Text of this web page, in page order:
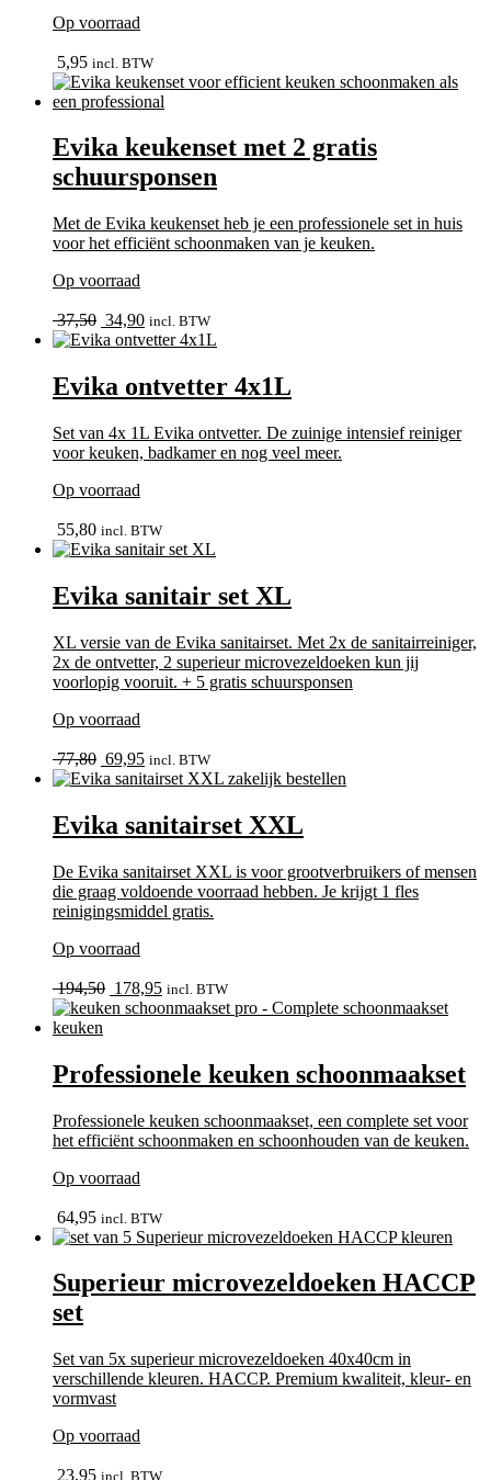
Op voorraad
5,95 incl. BTW
Evika keukenset met 2 gratis
schuursponsen
Met de Evika keukenset heb je een professionele set in huis
voor het efficiënt schoonmaken van je keuken.
Op voorraad
37,50 Oorspronkelijke
prijs
34,90Huidige
prijs
34,90.
incl. BTW
Evika ontvetter 4x1L
Set van 4x 1L Evika ontvetter. De zuinige intensief reiniger
voor keuken, badkamer en nog veel meer.
Op voorraad
55,80 incl. BTW
Evika sanitair set XL
XL versie van de Evika sanitairset. Met 2x de sanitairreiniger,
2x de ontvetter, 2 superieur microvezeldoeken kun jij
voorlopig vooruit. + 5 gratis schuursponsen
Op voorraad
77,80 Oorspronkelijke
prijs
69,95Huidige
prijs
69,95.
incl. BTW
Evika sanitairset XXL
De Evika sanitairset XXL is voor grootverbruikers of mensen
die graag voldoende voorraad hebben. Je krijgt 1 fles
reinigingsmiddel gratis.
Op voorraad
194,50 Oorspronkelijke
prijs
178,95Huidige
prijs
incl. BTW
Professionele keuken schoonmaakset
Professionele keuken schoonmaakset, een complete set voor
het efficiënt schoonmaken en schoonhouden van de keuken.
Op voorraad
64,95 incl. BTW
Superieur microvezeldoeken HACCP
set
Set van 5x superieur microvezeldoeken 40x40cm in
verschillende kleuren. HACCP. Premium kwaliteit, kleur- en
vormvast
Op voorraad
23,95 incl. BTW